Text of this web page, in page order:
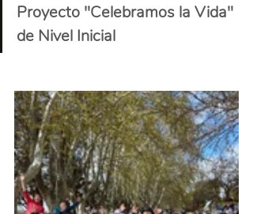
Proyecto "Celebramos la Vida"
de Nivel Inicial